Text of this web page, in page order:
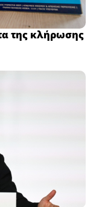
της κλήρωσης